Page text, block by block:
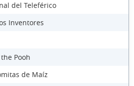
del Teleférico
Inventores
Pooh
de Maíz